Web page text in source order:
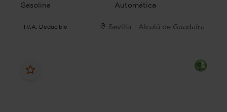
Gasolina
Automática
I.V.A. Deducible Sevilla - Alcalá de Guadaíra